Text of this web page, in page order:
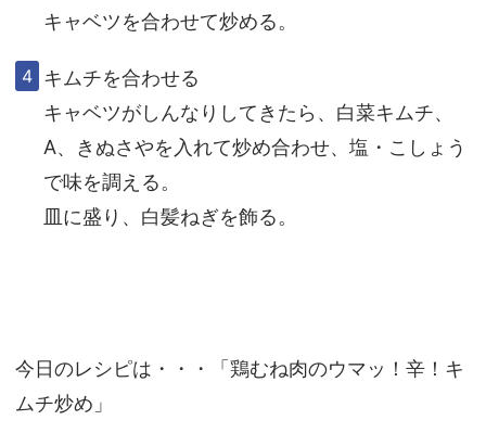
キャベツを合わせて炒める。
キムチを合わせる
キャベツがしんなりしてきたら、白菜キムチ、
A、きぬさやを入れて炒め合わせ、塩・こしょう
で味を調える。
皿に盛り、白髪ねぎを飾る。
今日のレシピは・・・「鶏むね肉のウマッ！辛！キ
ムチ炒め」